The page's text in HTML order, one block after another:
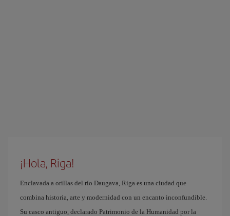
¡Hola, Riga!
Enclavada a orillas del río Daugava, Riga es una ciudad que
combina historia, arte y modernidad con un encanto inconfundible.
Su casco antiguo, declarado Patrimonio de la Humanidad por la